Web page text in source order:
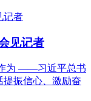
见记者